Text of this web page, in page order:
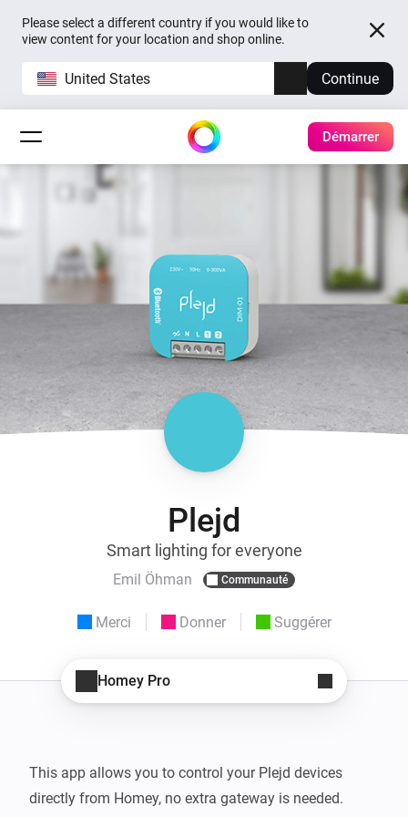
Please select a different country if you would like to
view content for your location and shop online.
United States Continue
Démarrer
Plejd
Smart lighting for everyone
Emil Öhman Communauté
Merci Donner Suggérer
Homey Pro
This app allows you to control your Plejd devices
directly from Homey, no extra gateway is needed.